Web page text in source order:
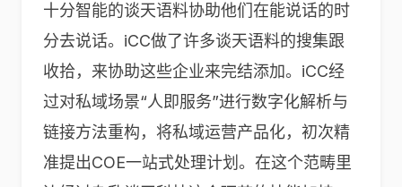
十分智能的谈天语料协助他们在能说话的时
分去说话。iCC做了许多谈天语料的搜集跟
收拾，来协助这些企业来完结添加。iCC经
过对私域场景“人即服务”进行数字化解析与
链接方法重构，将私域运营产品化，初次精
准提出COE一站式处理计划。在这个范畴里